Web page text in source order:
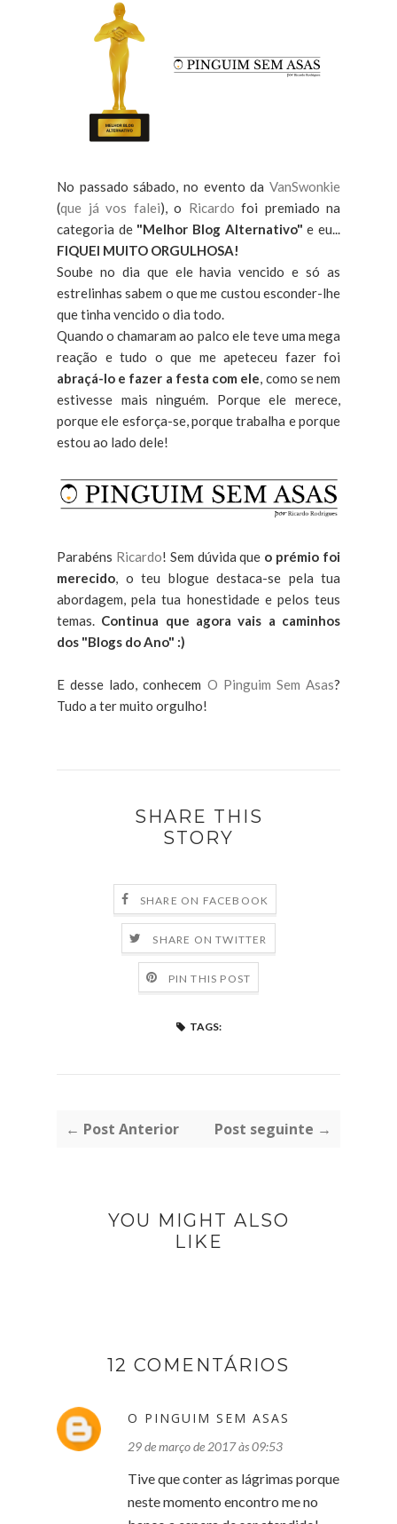
No passado sábado, no evento da VanSwonkie
(que já vos falei), o Ricardo foi premiado na
categoria de "Melhor Blog Alternativo" e eu...
FIQUEI MUITO ORGULHOSA!
Soube no dia que ele havia vencido e só as
estrelinhas sabem o que me custou esconder-lhe
que tinha vencido o dia todo.
Quando o chamaram ao palco ele teve uma mega
reação e tudo o que me apeteceu fazer foi
abraçá-lo e fazer a festa com ele, como se nem
estivesse mais ninguém. Porque ele merece,
porque ele esforça-se, porque trabalha e porque
estou ao lado dele!
Parabéns Ricardo! Sem dúvida que o prémio foi
merecido, o teu blogue destaca-se pela tua
abordagem, pela tua honestidade e pelos teus
temas. Continua que agora vais a caminhos
dos "Blogs do Ano" :)
E desse lado, conhecem O Pinguim Sem Asas?
Tudo a ter muito orgulho!
SHARE THIS
STORY
SHARE ON FACEBOOK
SHARE ON TWITTER
PIN THIS POST
TAGS:
← Post Anterior Post seguinte →
YOU MIGHT ALSO
LIKE
12 COMENTÁRIOS
O PINGUIM SEM ASAS
29 de março de 2017 às 09:53
Tive que conter as lágrimas porque
neste momento encontro me no